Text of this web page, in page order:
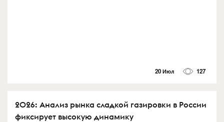
20 Июл 127
2026: Анализ рынка сладкой газировки в России
фиксирует высокую динамику